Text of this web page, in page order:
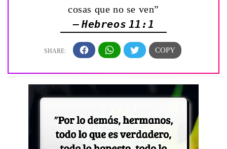
cosas que no se ven”
— Hebreos 11:1